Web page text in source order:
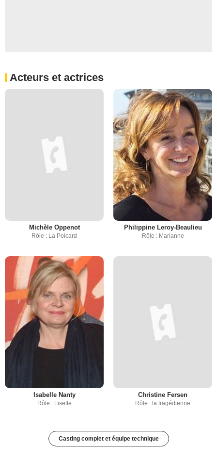
Acteurs et actrices
Michèle Oppenot
Rôle : La Poicard
Philippine Leroy-Beaulieu
Rôle : Marianne
Isabelle Nanty
Rôle : Lisette
Christine Fersen
Rôle : la tragédienne
Casting complet et équipe technique